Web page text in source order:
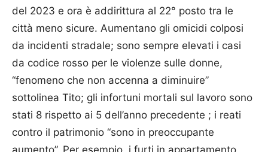
del 2023 e ora è addirittura al 22° posto tra le
città meno sicure. Aumentano gli omicidi colposi
da incidenti stradale; sono sempre elevati i casi
da codice rosso per le violenze sulle donne,
“fenomeno che non accenna a diminuire”
sottolinea Tito; gli infortuni mortali sul lavoro sono
stati 8 rispetto ai 5 dell’anno precedente ; i reati
contro il patrimonio “sono in preoccupante
aumento”. Per esempio, i furti in appartamento